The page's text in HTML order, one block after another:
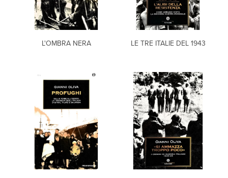
L'OMBRA NERA LE TRE ITALIE DEL 1943